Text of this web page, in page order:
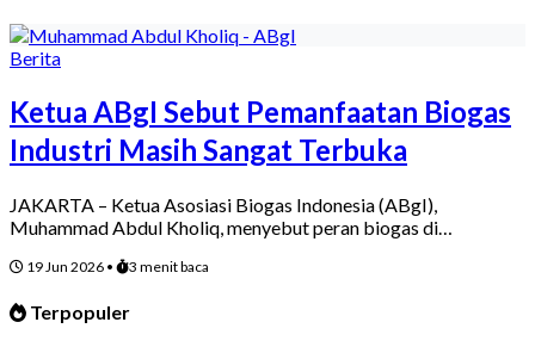
Berita
Ketua ABgI Sebut Pemanfaatan Biogas
Industri Masih Sangat Terbuka
JAKARTA – Ketua Asosiasi Biogas Indonesia (ABgI),
Muhammad Abdul Kholiq, menyebut peran biogas di…
19 Jun 2026 • 3 menit baca
Terpopuler